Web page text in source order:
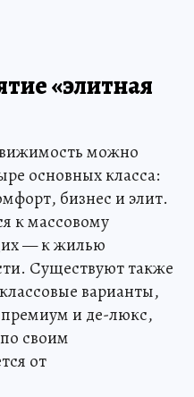
«элитная
можно
основных класса:
бизнес и элит.
к массовому
— к жилью
Существуют также
варианты,
и де-люкс,
своим
от